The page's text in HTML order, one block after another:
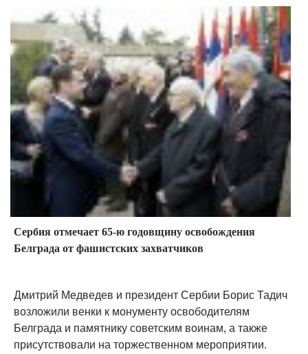
Сербия отмечает 65-ю годовщину освобождения
Белграда от фашистских захватчиков
Дмитрий Медведев и президент Сербии Борис Тадич
возложили венки к монументу освободителям
Белграда и памятнику советским воинам, а также
присутствовали на торжественном мероприятии.